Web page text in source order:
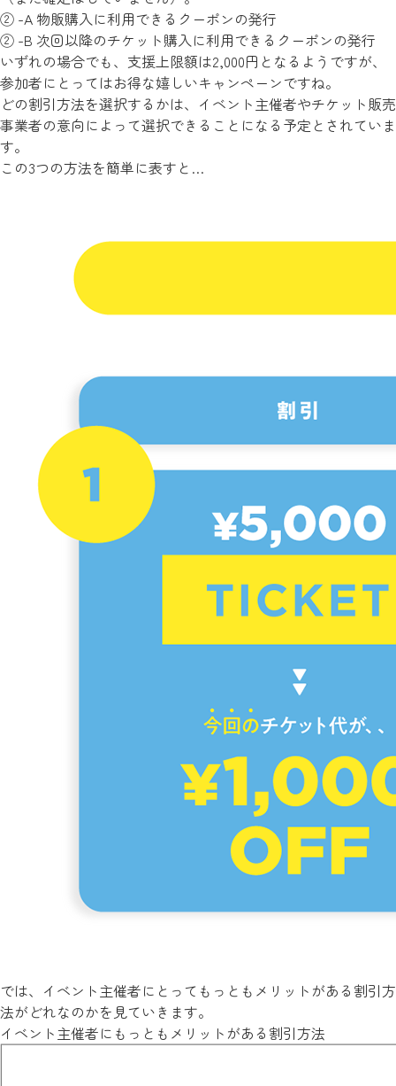
② -A 物販購入に利用できるクーポンの発行
② -B 次回以降のチケット購入に利用できるクーポンの発行
いずれの場合でも、支援上限額は2,000円となるようですが、
参加者にとってはお得な嬉しいキャンペーンですね。
どの割引方法を選択するかは、イベント主催者やチケット販売
事業者の意向によって選択できることになる予定とされていま
す。
この3つの方法を簡単に表すと…
では、イベント主催者にとってもっともメリットがある割引方
法がどれなのかを見ていきます。
イベント主催者にもっともメリットがある割引方法